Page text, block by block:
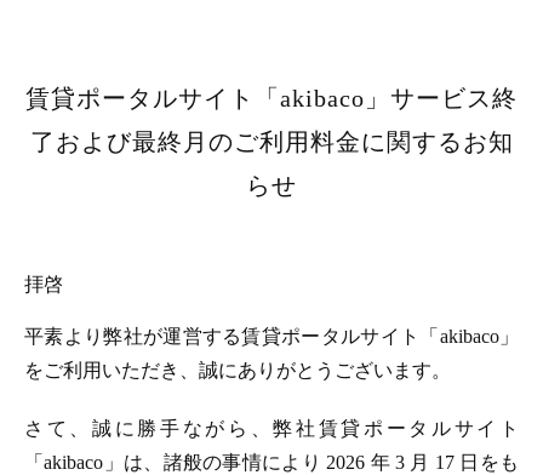
賃貸ポータルサイト「akibaco」サービス終
了および最終月のご利用料金に関するお知
らせ
拝啓
平素より弊社が運営する賃貸ポータルサイト「akibaco」
をご利用いただき、誠にありがとうございます。
さて、誠に勝手ながら、弊社賃貸ポータルサイト
「akibaco」は、諸般の事情により 2026 年 3 月 17 日をも